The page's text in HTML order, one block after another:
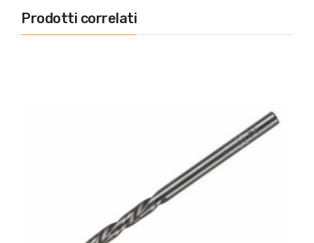
Prodotti correlati